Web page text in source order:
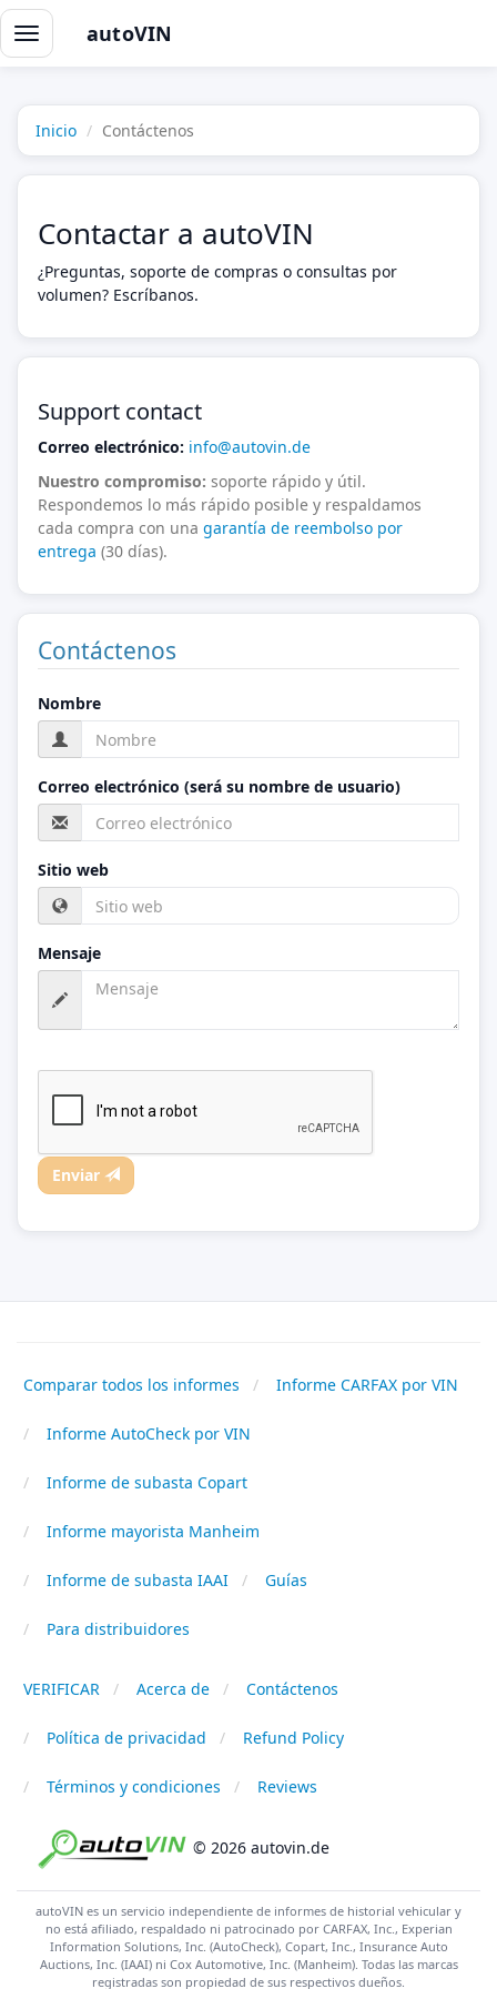
Alternar
navegación
autoVIN
Inicio Contáctenos
Contactar a autoVIN
¿Preguntas, soporte de compras o consultas por
volumen? Escríbanos.
Support contact
Correo electrónico: info@autovin.de
Nuestro compromiso: soporte rápido y útil.
Respondemos lo más rápido posible y respaldamos
cada compra con una garantía de reembolso por
entrega (30 días).
Contáctenos
Nombre
Correo electrónico (será su nombre de usuario)
Sitio web
Mensaje
Enviar
Comparar todos los informes Informe CARFAX por VIN
Informe AutoCheck por VIN
Informe de subasta Copart
Informe mayorista Manheim
Informe de subasta IAAI Guías
Para distribuidores
VERIFICAR Acerca de Contáctenos
Política de privacidad Refund Policy
Términos y condiciones Reviews
© 2026 autovin.de
autoVIN es un servicio independiente de informes de historial vehicular y
no está afiliado, respaldado ni patrocinado por CARFAX, Inc., Experian
Information Solutions, Inc. (AutoCheck), Copart, Inc., Insurance Auto
Auctions, Inc. (IAAI) ni Cox Automotive, Inc. (Manheim). Todas las marcas
registradas son propiedad de sus respectivos dueños.